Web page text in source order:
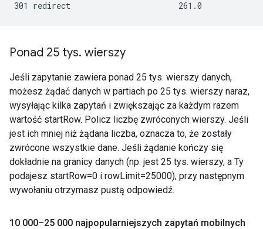
Ponad 25 tys. wierszy
Jeśli zapytanie zawiera ponad 25 tys. wierszy danych,
możesz żądać danych w partiach po 25 tys. wierszy naraz,
wysyłając kilka zapytań i zwiększając za każdym razem
wartość startRow. Policz liczbę zwróconych wierszy. Jeśli
jest ich mniej niż żądana liczba, oznacza to, że zostały
zwrócone wszystkie dane. Jeśli żądanie kończy się
dokładnie na granicy danych (np. jest 25 tys. wierszy, a Ty
podajesz startRow=0 i rowLimit=25000), przy następnym
wywołaniu otrzymasz pustą odpowiedź.
10 000–25 000 najpopularniejszych zapytań mobilnych